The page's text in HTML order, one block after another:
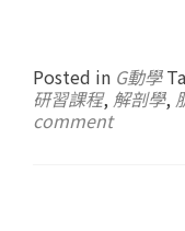
Posted in G動學
研習課程, 解剖學,
comment